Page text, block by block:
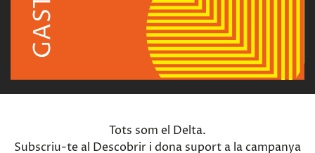
Tots som el Delta.
Subscriu-te al Descobrir i dona suport a la campanya